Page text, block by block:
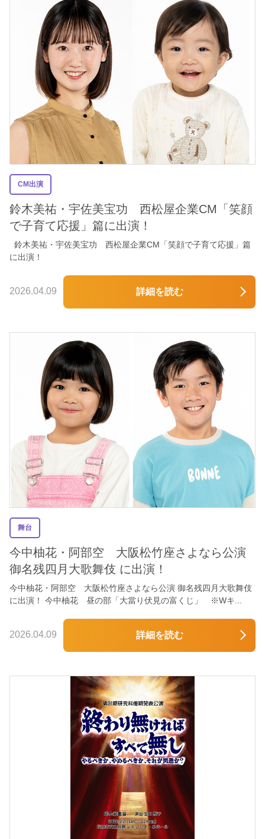
CM出演
鈴木美祐・宇佐美宝功 西松屋企業CM「笑顔
で子育て応援」篇に出演！
鈴木美祐・宇佐美宝功 西松屋企業CM「笑顔で子育て応援」篇
に出演！
2026.04.09 詳細を読む
舞台
今中柚花・阿部空 大阪松竹座さよなら公演
御名残四月大歌舞伎 に出演！
今中柚花・阿部空 大阪松竹座さよなら公演 御名残四月大歌舞伎
に出演！ 今中柚花 昼の部「大當り伏見の富くじ」 ※Wキ...
2026.04.09 詳細を読む